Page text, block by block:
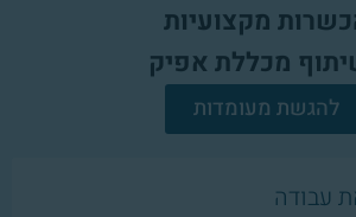
מקצועיות
מכללת אפיק
להגשת מעומדות
עבודה